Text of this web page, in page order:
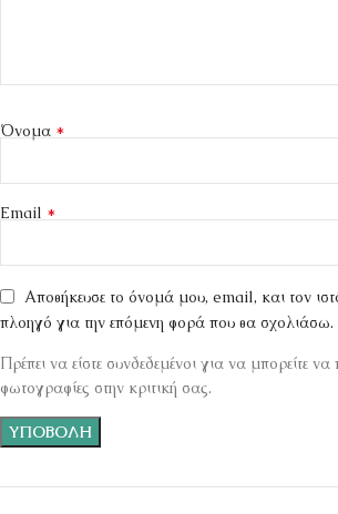
Όνομα *
Email *
Αποθήκευσε το όνομά μου, email, και τον
πλοηγό για την επόμενη φορά που θα σχολιάσω.
Πρέπει να είστε συνδεδεμένοι για να μπορείτε να
φωτογραφίες στην κριτική σας.